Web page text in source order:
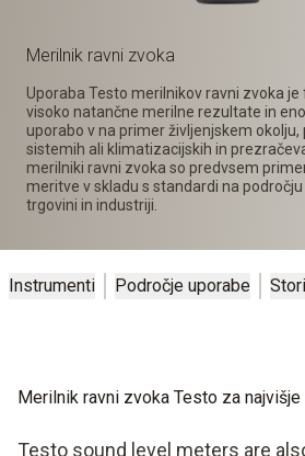
Merilnik ravni zvoka
Uporaba Testo merilnikov ravni zvoka je
visoko natančne merilne rezultate in
uporabo v na primer življenjskem
sistemih ali klimatizacijskih in
merilniki ravni zvoka so predvsem
meritve v skladu s standardi na
trgovini in industriji.
Instrumenti Področje uporabe
Merilnik ravni zvoka Testo za
Testo sound level meters are